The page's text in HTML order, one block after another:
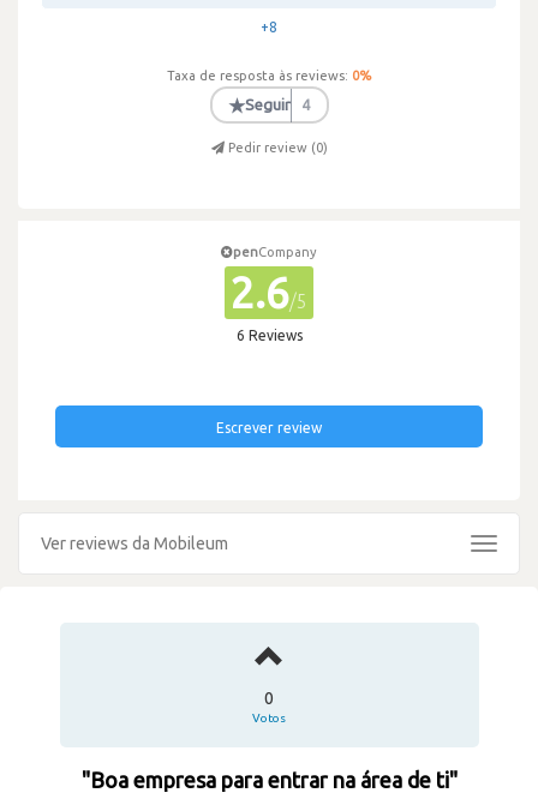
+8
Taxa de resposta às reviews: 0%
★Seguir 4
Pedir review (0)
penCompany
2.6/5
6 Reviews
Escrever review
Ver reviews da Mobileum
Toggle
0
Votos
"Boa empresa para entrar na área de ti"